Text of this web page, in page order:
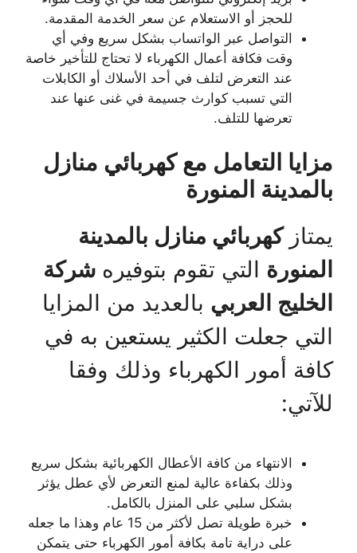
للحجز أو الاستعلام عن سعر الخدمة المقدمة.
التواصل عبر الواتساب بشكل سريع وفي أي
وقت فكافة أعمال الكهرباء لا تحتاج للتأخير خاصة
عند التعرض لتلف في أحد الأسلاك أو الكابلات
التي تسبب كوارث جسيمة في غنى عنها عند
تعرضها للتلف.
مزايا التعامل مع كهربائي منازل
بالمدينة المنورة
يمتازكهربائي منازل بالمدينة
المنورة التي تقوم بتوفيره شركة
الخليج العربي بالعديد من المزايا
التي جعلت الكثير يستعين به في
كافة أمور الكهرباء وذلك وفقا
للآتي:
الانتهاء من كافة الأعطال الكهربائية بشكل سريع
وذلك بكفاءة عالية لمنع التعرض لأي عطل يؤثر
بشكل سلبي على المنزل بالكامل.
خبرة طويلة تصل لأكثر من 15 عام وهذا ما جعله
على دراية تامة بكافة أمور الكهرباء حتى يتمكن